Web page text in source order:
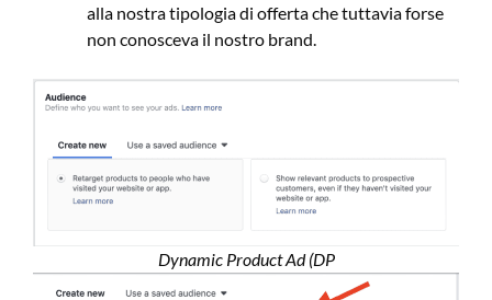
alla nostra tipologia di offerta che tuttavia forse
non conosceva il nostro brand.
Dynamic Product Ad (DP